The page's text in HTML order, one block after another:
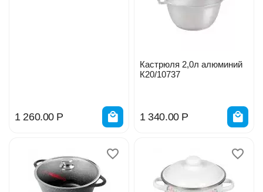
1 260.00 Р
Кастрюля 2,0л алюминий
К20/10737
1 340.00 Р